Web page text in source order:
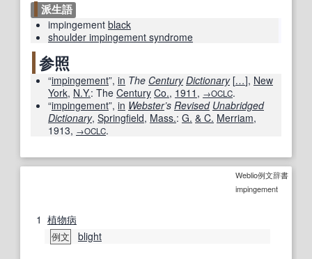
派生語
impingement black
shoulder impingement syndrome
参照
“impingement”, in The Century Dictionary […], New
York, N.Y.: The Century Co., 1911 , →OCLC.
“impingement”, in Webster’s Revised Unabridged
Dictionary, Springfield, Mass.: G. & C. Merriam,
1913, →OCLC.
Weblio例文辞書
impingement
1 植物病
例文 blight